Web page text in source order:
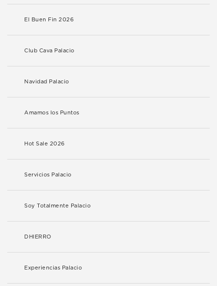
El Buen Fin 2026
Club Cava Palacio
Navidad Palacio
Amamos los Puntos
Hot Sale 2026
Servicios Palacio
Soy Totalmente Palacio
DHIERRO
Experiencias Palacio